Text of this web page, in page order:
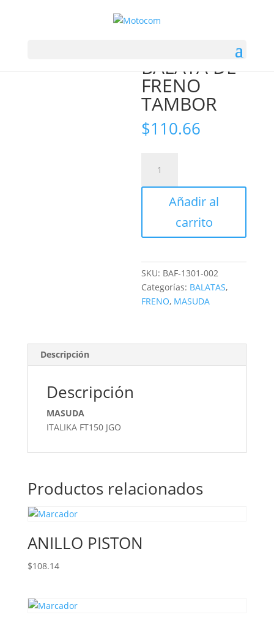
BALATA DE
FRENO
TAMBOR
$110.66
FRENO
TAMBORAñadir al
carrito
SKU: BAF-1301-002
Categorías: BALATAS,
FRENO, MASUDA
Descripción
Descripción
MASUDA
ITALIKA FT150 JGO
Productos relacionados
ANILLO PISTON
$108.14